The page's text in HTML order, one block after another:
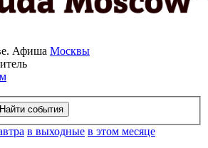
Афиша Москвы
в выходные в этом месяце